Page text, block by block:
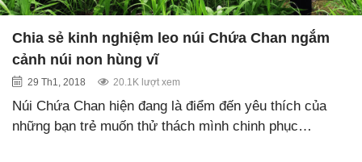
Chia sẻ kinh nghiệm leo núi Chứa Chan ngắm
cảnh núi non hùng vĩ
29 Th1, 2018 20.1K lượt xem
Núi Chứa Chan hiện đang là điểm đến yêu thích của
những bạn trẻ muốn thử thách mình chinh phục…